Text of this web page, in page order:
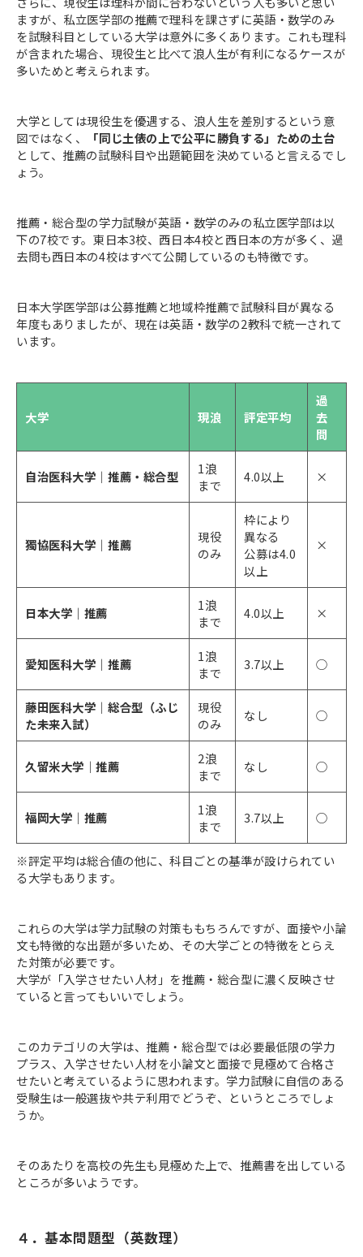
ますが、私立医学部の推薦で理科を課さずに英語・数学のみ
を試験科目としている大学は意外に多くあります。これも理科
が含まれた場合、現役生と比べて浪人生が有利になるケースが
多いためと考えられます。
大学としては現役生を優遇する、浪人生を差別するという意
図ではなく、
「同じ土俵の上で公平に勝負する」ための土台
として、推薦の試験科目や出題範囲を決めていると言えるでし
ょう。
推薦・総合型の学力試験が英語・数学のみの私立医学部は以
下の7校です。東日本3校、西日本4校と西日本の方が多く、過
去問も西日本の4校はすべて公開しているのも特徴です。
日本大学医学部は公募推薦と地域枠推薦で試験科目が異なる
年度もありましたが、現在は英語・数学の2教科で統一されて
います。
大学 現浪 評定平均
過
去
問
自治医科大学｜推薦・総合型
1浪
まで
4.0以上 ×
獨協医科大学｜推薦
現役
のみ
枠により
異なる
公募は4.0
以上
×
日本大学｜推薦
1浪
まで
4.0以上 ×
愛知医科大学｜推薦
1浪
まで
3.7以上 ○
藤田医科大学｜総合型（ふじ
た未来入試）
現役
のみ
なし ○
久留米大学｜推薦
2浪
まで
なし ○
福岡大学｜推薦
1浪
まで
3.7以上 ○
※評定平均は総合値の他に、科目ごとの基準が設けられてい
る大学もあります。
これらの大学は学力試験の対策ももちろんですが、面接や小論
文も特徴的な出題が多いため、その大学ごとの特徴をとらえ
た対策が必要です。
大学が「入学させたい人材」を推薦・総合型に濃く反映させ
ていると言ってもいいでしょう。
このカテゴリの大学は、推薦・総合型では必要最低限の学力
プラス、入学させたい人材を小論文と面接で見極めて合格さ
せたいと考えているように思われます。学力試験に自信のある
受験生は一般選抜や共テ利用でどうぞ、というところでしょ
うか。
そのあたりを高校の先生も見極めた上で、推薦書を出している
ところが多いようです。
４．基本問題型（英数理）